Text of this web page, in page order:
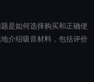
是如何选择购买和正确使
介绍吸音材料，包括评价